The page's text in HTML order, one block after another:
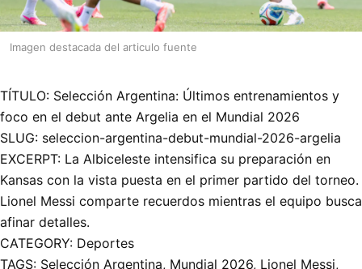
Imagen destacada del articulo fuente
TÍTULO: Selección Argentina: Últimos entrenamientos y
foco en el debut ante Argelia en el Mundial 2026
SLUG: seleccion-argentina-debut-mundial-2026-argelia
EXCERPT: La Albiceleste intensifica su preparación en
Kansas con la vista puesta en el primer partido del torneo.
Lionel Messi comparte recuerdos mientras el equipo busca
afinar detalles.
CATEGORY: Deportes
TAGS: Selección Argentina, Mundial 2026, Lionel Messi,